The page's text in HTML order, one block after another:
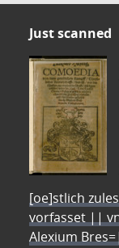
Just scanned
[oe]stlich
vorfasset ||
Alexium